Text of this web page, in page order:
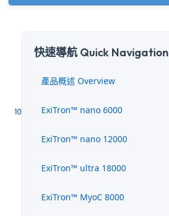
快速導航 Quick Navigation
產品概述 Overview
ExiTron™ nano 6000
ExiTron™ nano 12000
ExiTron™ ultra 18000
ExiTron™ MyoC 8000